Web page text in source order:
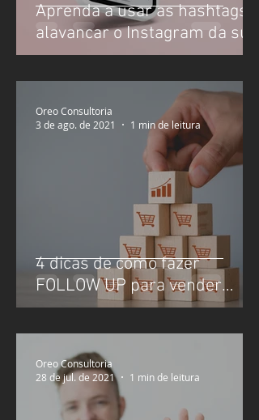
Aprenda a usar as hashtags e
alavancar o Instagram da sua
empresa
4 dicas de como fazer
FOLLOW UP para vender
mais
Oreo Consultoria
3 de ago. de 2021
1 min de leitura
Oreo Consultoria
28 de jul. de 2021
1 min de leitura